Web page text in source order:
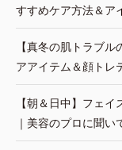
すすめケア方法＆ア
【真冬の肌トラブ
アアイテム＆顔トレ
【朝＆日中】フェ
｜美容のプロに聞い